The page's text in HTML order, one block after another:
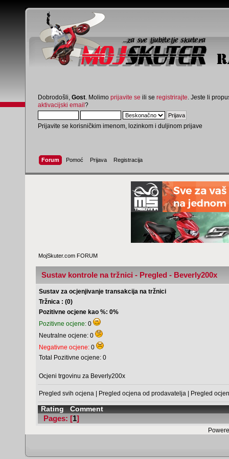
Dobrodošli, Gost . Molimo prijavite se ili se registrirajte . Jeste li
aktivacijski email?
Prijavite se korisničkim imenom, lozinkom i duljinom prijave
Forum Pomoć Prijava Registracija
MojSkuter.com FORUM
Sustav kontrole na tržnici - Pregled - Beverly200x
Sustav za ocjenjivanje transakcija na tržnici
Tržnica : (0)
Pozitivne ocjene kao %: 0%
Pozitivne ocjene: 0
Neutralne ocjene: 0
Negativne ocjene: 0
Total Pozitivne ocjene: 0
Ocjeni trgovinu za Beverly200x
Pregled svih ocjena | Pregled ocjena od prodavatelja | Pregled
Rating Comment
Pages: [1]